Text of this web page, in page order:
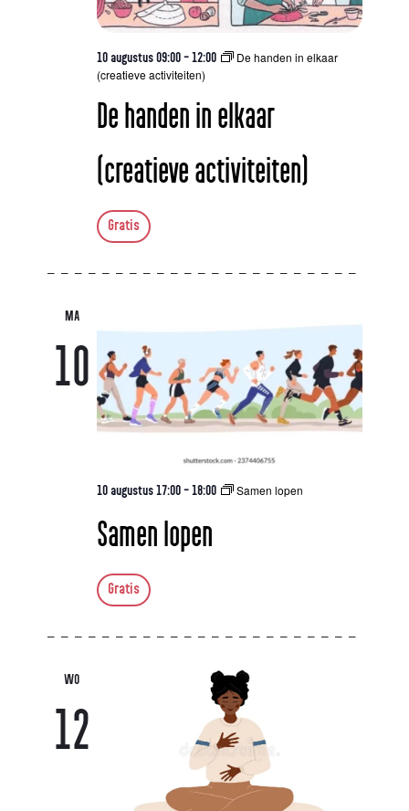
De handen in elkaar
(creatieve activiteiten)
10 augustus 09:00-12:00
De handen in elkaar
(creatieve activiteiten)
Gratis
MA
10
Samen lopen
10 augustus 17:00-18:00 Samen lopen
Gratis
WO
12